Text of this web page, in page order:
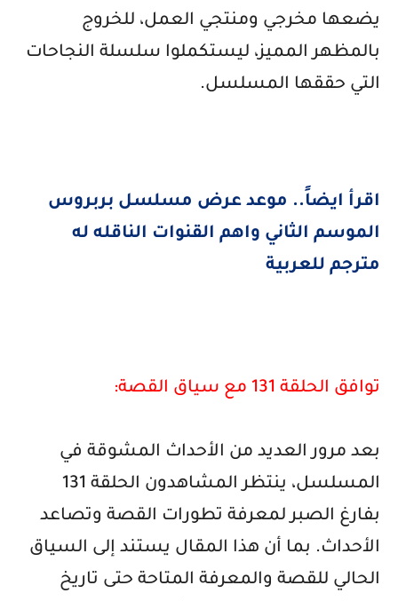
يضعها مخرجي ومنتجي العمل، للخروج
بالمظهر المميز، ليستكملوا سلسلة النجاحات
التي حققها المسلسل.
اقرأ ايضاً.. موعد عرض مسلسل بربروس
الموسم الثاني واهم القنوات الناقله له
مترجم للعربية
توافق الحلقة 131 مع سياق القصة:
بعد مرور العديد من الأحداث المشوقة في
المسلسل، ينتظر المشاهدون الحلقة 131
بفارغ الصبر لمعرفة تطورات القصة وتصاعد
الأحداث. بما أن هذا المقال يستند إلى السياق
الحالي للقصة والمعرفة المتاحة حتى تاريخ